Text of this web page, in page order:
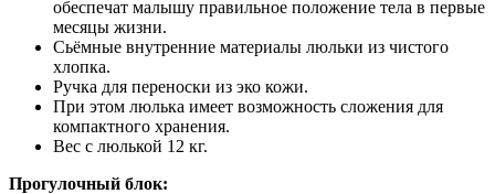
обеспечат малышу правильное положение тела в первые
месяцы жизни.
Сьёмные внутренние материалы люльки из чистого
хлопка.
Ручка для переноски из эко кожи.
При этом люлька имеет возможность сложения для
компактного хранения.
Вес с люлькой 12 кг.
Прогулочный блок: